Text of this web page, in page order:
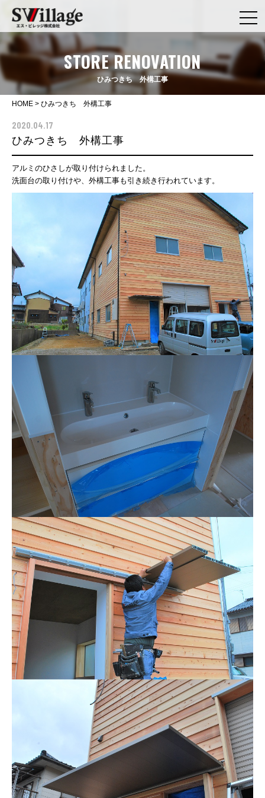
STORE RENOVATION
ひみつきち 外構工事
HOME > ひみつきち 外構工事
2020.04.17
ひみつきち 外構工事
アルミのひさしが取り付けられました。
洗面台の取り付けや、外構工事も引き続き行われています。